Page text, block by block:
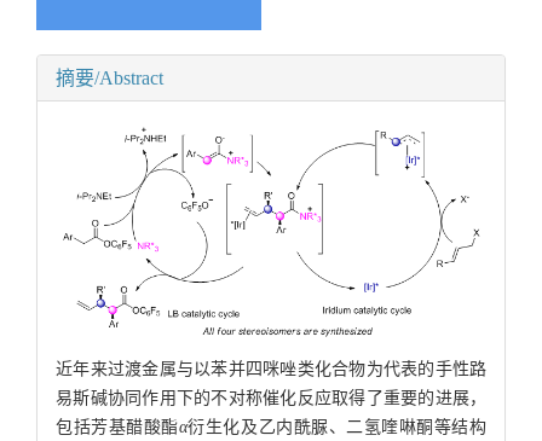
摘要/Abstract
近年来过渡金属与以苯并四咪唑类化合物为代表的手性路
易斯碱协同作用下的不对称催化反应取得了重要的进展，
包括芳基醋酸酯α衍生化及乙内酰脲、二氢喹啉酮等结构